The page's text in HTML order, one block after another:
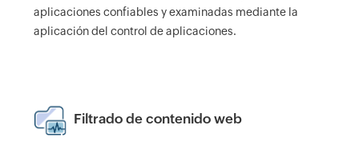
aplicaciones confiables y examinadas mediante la
aplicación del control de aplicaciones.
Filtrado de contenido web